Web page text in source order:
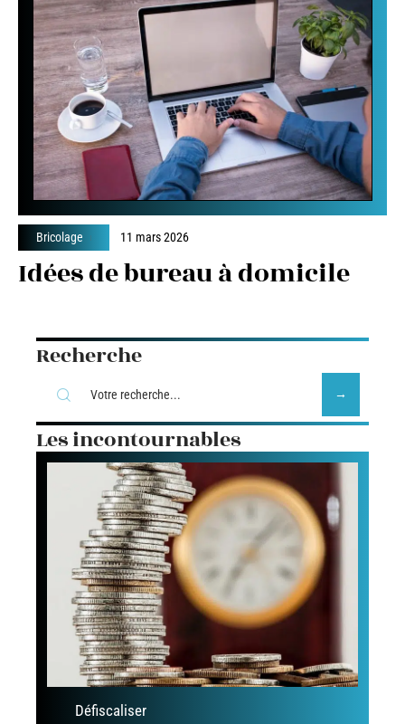
Bricolage 11 mars 2026
Idées de bureau à domicile
Recherche
Les incontournables
Défiscaliser